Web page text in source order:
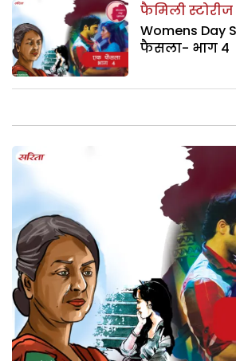
फैमिली स्टोरीज
Womens Day
फैसला- भाग 4